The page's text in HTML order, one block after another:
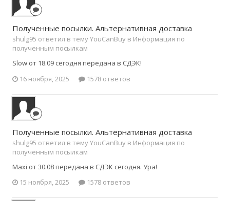
Полученные посылки. Альтернативная доставка
shulg95 ответил в тему YouCanBuy в Информация по
полученным посылкам
Slow от 18.09 сегодня передана в СДЭК!
16 ноября, 2025
1578 ответов
Полученные посылки. Альтернативная доставка
shulg95 ответил в тему YouCanBuy в Информация по
полученным посылкам
Maxi от 30.08 передана в СДЭК сегодня. Ура!
15 ноября, 2025
1578 ответов